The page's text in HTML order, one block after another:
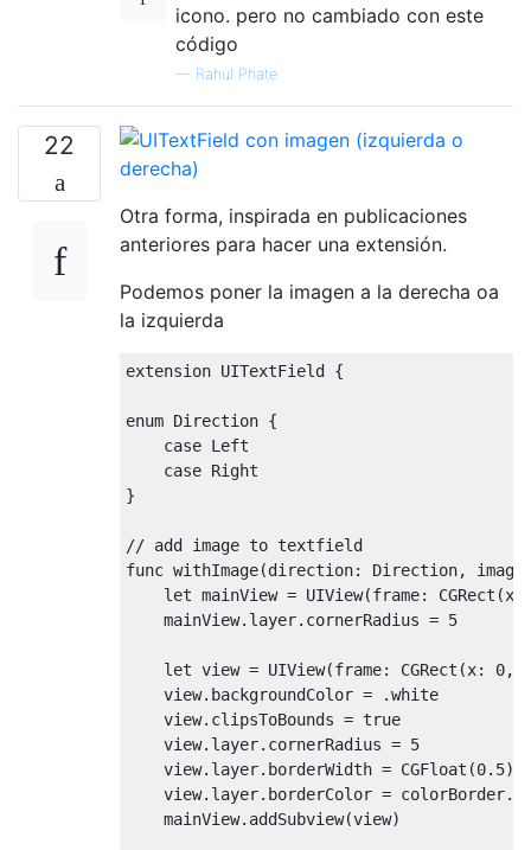
icono. pero no cambiado con este
código
— Rahul Phate
22
Otra forma, inspirada en publicaciones
anteriores para hacer una extensión.
Podemos poner la imagen a la derecha oa
la izquierda
extension UITextField {
enum Direction {
case Left
case Right
}
func withImage(direction: Direction, image
let mainView = UIView(frame: CGRect (x
    mainView
. layer. cornerRadius = 5
let view = UIView(frame: CGRect (x: 0,
    view
. backgroundColor = .white
    view
. clipsToBounds = true
    view
. layer. cornerRadius = 5
    view
. layer. borderWidth = CGFloat (0. 5)
    view
. layer. borderColor = colorBorder.
    mainView
. addSubview(view)